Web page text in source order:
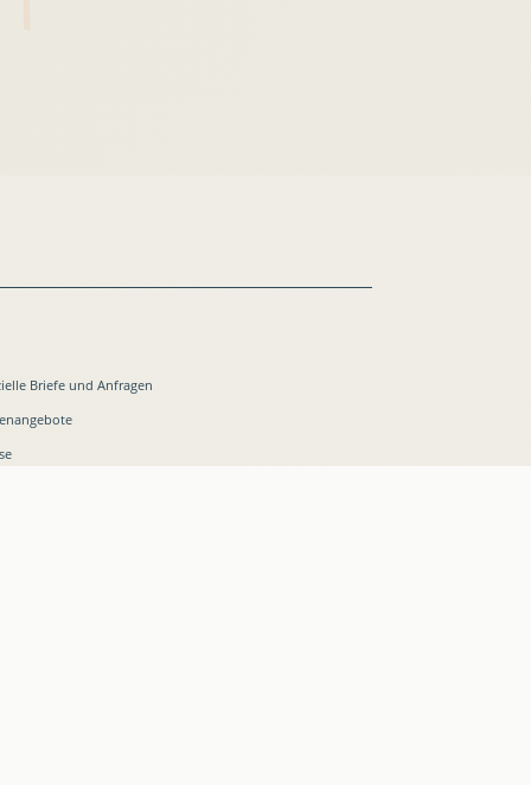
Briefe und Anfragen